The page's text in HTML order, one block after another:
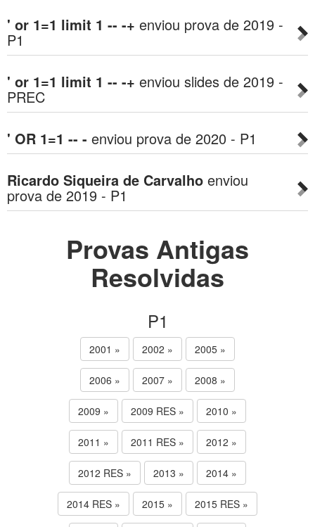
' or 1=1 limit 1 -- -+ enviou prova de 2019 -
P1
' or 1=1 limit 1 -- -+ enviou slides de 2019 -
PREC
' OR 1=1 -- - enviou prova de 2020 - P1
Ricardo Siqueira de Carvalho enviou
prova de 2019 - P1
Provas Antigas
Resolvidas
P1
2001 » 2002 » 2005 »
2006 » 2007 » 2008 »
2009 » 2009 RES » 2010 »
2011 » 2011 RES » 2012 »
2012 RES » 2013 » 2014 »
2014 RES » 2015 » 2015 RES »